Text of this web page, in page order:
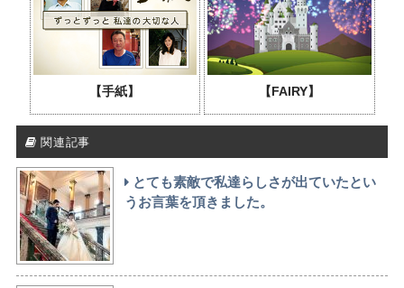
【手紙】 【FAIRY】
関連記事
とても素敵で私達らしさが出ていたとい
うお言葉を頂きました。